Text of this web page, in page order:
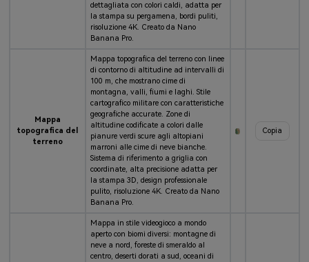
dettagliata con colori caldi, adatta per
la stampa su pergamena, bordi puliti,
risoluzione 4K. Creato da Nano
Banana Pro.
Mappa
topografica del
terreno
Mappa topografica del terreno con linee
di contorno di altitudine ad intervalli di
100 m, che mostrano cime di
montagna, valli, fiumi e laghi. Stile
cartografico militare con caratteristiche
geografiche accurate. Zone di
altitudine codificate a colori dalle
pianure verdi scure agli altopiani
marroni alle cime di neve bianche.
Sistema di riferimento a griglia con
coordinate, alta precisione adatta per
la stampa 3D, design professionale
pulito, risoluzione 4K. Creato da Nano
Banana Pro.
Copia
Mappa in stile videogioco a mondo
aperto con biomi diversi: montagne di
neve a nord, foreste di smeraldo al
centro, deserti dorati a sud, oceani di